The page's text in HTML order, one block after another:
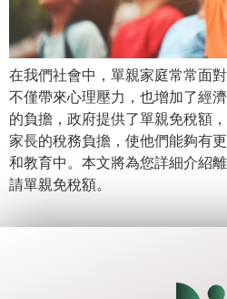
在我們社會中，單親家庭常常面
不僅帶來心理壓力，也增加了經
的負擔，政府提供了單親免稅額
家長的稅務負擔，使他們能夠有
和教育中。本文將為您詳細介紹
請單親免稅額。